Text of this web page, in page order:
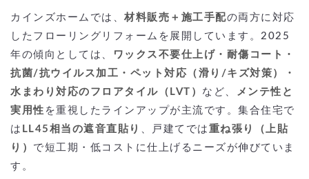
カインズホームでは、 材料販売＋施工手配の両方に対応
したフローリングリフォームを展開しています。2025
年の傾向としては、
ワックス不要仕上げ・耐傷コート・
抗菌/抗ウイルス加工・ペット対応（滑り/キズ対策）・
水まわり対応のフロアタイル（LVT） など、
メンテ性と
実用性 を重視したラインアップが主流です。集合住宅で
は LL45相当の遮音直貼り 、戸建てでは 重ね張り（上貼
り） で短工期・低コストに仕上げるニーズが伸びていま
す。